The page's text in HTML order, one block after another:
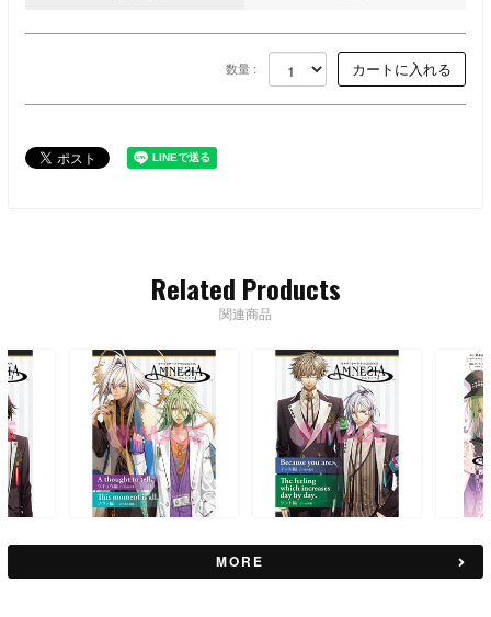
数量 :
Related Products
関連商品
MORE